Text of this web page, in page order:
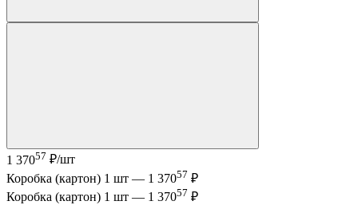
1 37057 ₽/шт
Коробка (картон) 1 шт — 1 37057 ₽
Коробка (картон) 1 шт — 1 37057 ₽